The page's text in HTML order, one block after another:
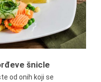
šnicle
od onih koji se